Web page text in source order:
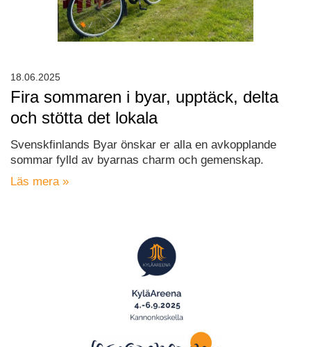
Fira sommaren i byar, upptäck, delta
och stötta det lokala
Svenskfinlands Byar önskar er alla en avkopplande
sommar fylld av byarnas charm och gemenskap.
Läs mera »
18.06.2025